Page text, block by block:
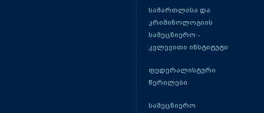
სამართლისა და
კრიმინოლოგიის
სამეცნიერო -
კვლევითი ინსტიტუტი
ფედერალისტური
წერილები
სამეცნიერო